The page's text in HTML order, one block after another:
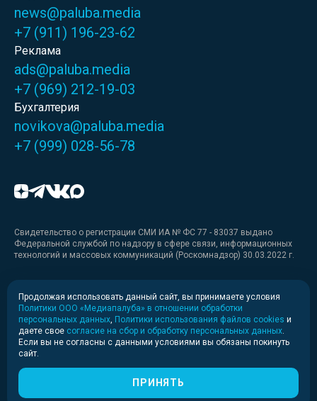
news@paluba.media
+7 (911) 196-23-62
Реклама
ads@paluba.media
+7 (969) 212-19-03
Бухгалтерия
novikova@paluba.media
+7 (999) 028-56-78
Свидетельство о регистрации СМИ ИА № ФС 77 - 83037 выдано
Федеральной службой по надзору в сфере связи, информационных
технологий и массовых коммуникаций (Роскомнадзор) 30.03.2022 г.
Медиакит
Медиакит для печати
Политика конфиденциальности
© 2020-2026 Информационное агентство «Медиапалуба»
Продолжая использовать данный сайт, вы принимаете условия
Политики ООО «Медиапалуба» в отношении обработки
персональных данных Политики использования файлов cookies и
даете свое согласие на сбор и обработку персональных данных
Если вы не согласны с данными условиями вы обязаны покинуть
сайт.
ПРИНЯТЬ